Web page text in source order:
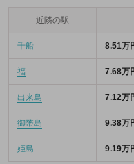
近隣の駅
千船 8.51万
福 7.68万
出来島 7.12万
御幣島 9.38万
姫島 9.19万